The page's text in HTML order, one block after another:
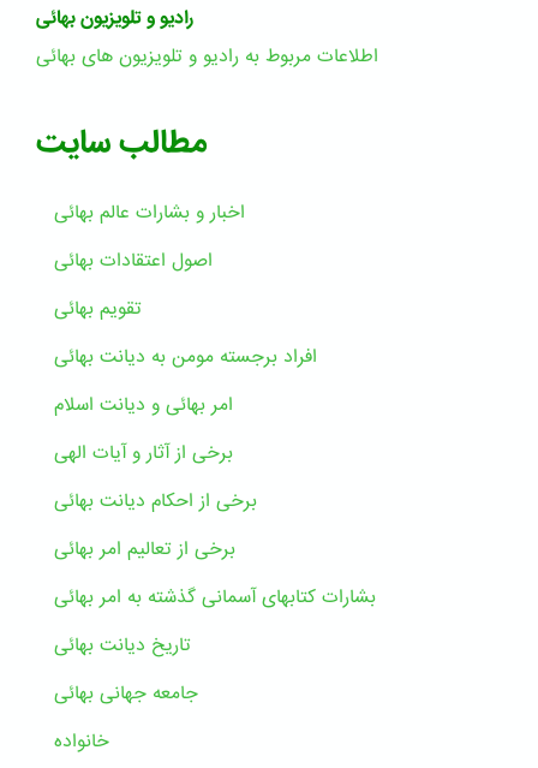
رادیو و تلویزیون بهائی
اطلاعات مربوط به رادیو و تلویزیون های بهائی
مطالب سایت
اخبار و بشارات عالم بهائى
اصول اعتقادات بهائی
تقویم بهائی
افراد برجسته مومن به دیانت بهائی
امر بهائی و دیانت اسلام
برخی از آثار و آیات الهی
برخی از احکام دیانت بهائی
برخی از تعالیم امر بهائی
بشارات کتابهای آسمانی گذشته به امر بهائی
تاریخ دیانت بهائی
جامعه جهانی بهائی
خانواده